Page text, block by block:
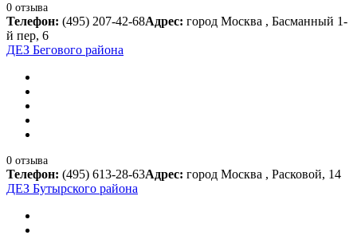
0 отзыва
Телефон: (495) 207-42-68Адрес: город Москва , Басманный 1-
й пер, 6
ДЕЗ Бегового района
0 отзыва
Телефон: (495) 613-28-63Адрес: город Москва , Расковой, 14
ДЕЗ Бутырского района